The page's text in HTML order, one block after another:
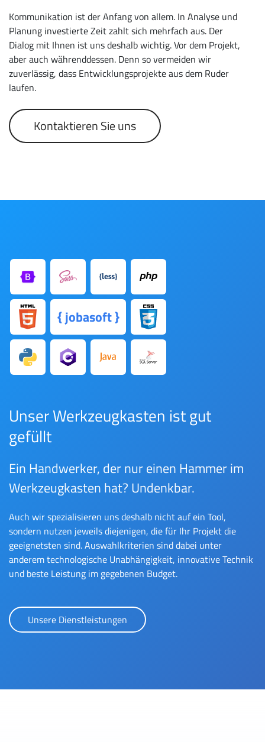
Kommunikation ist der Anfang von allem. In Analyse und
Planung investierte Zeit zahlt sich mehrfach aus. Der
Dialog mit Ihnen ist uns deshalb wichtig. Vor dem Projekt,
aber auch währenddessen. Denn so vermeiden wir
zuverlässig, dass Entwicklungsprojekte aus dem Ruder
laufen.
Kontaktieren Sie uns
{ jobasoft }
Unser Werkzeugkasten ist gut
gefüllt
Ein Handwerker, der nur einen Hammer im
Werkzeugkasten hat? Undenkbar.
Auch wir spezialisieren uns deshalb nicht auf ein Tool,
sondern nutzen jeweils diejenigen, die für Ihr Projekt die
geeignetsten sind. Auswahlkriterien sind dabei unter
anderem technologische Unabhängigkeit, innovative Technik
und beste Leistung im gegebenen Budget.
Unsere Dienstleistungen